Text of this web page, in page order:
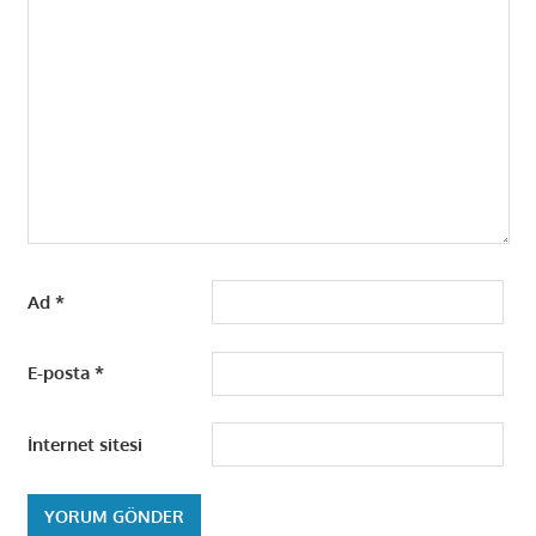
Ad *
E-posta *
İnternet sitesi